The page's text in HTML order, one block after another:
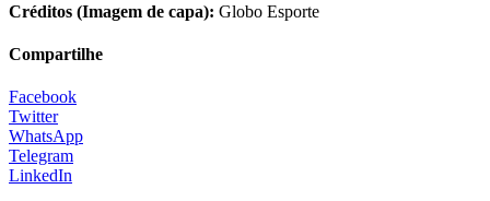
Créditos (Imagem de capa): Globo Esporte
Compartilhe
Facebook
Twitter
WhatsApp
Telegram
LinkedIn